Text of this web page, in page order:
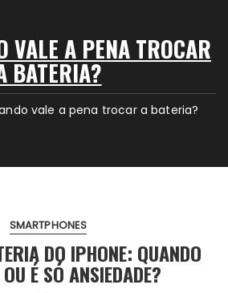
VALE A PENA TROCAR
BATERIA?
vale a pena trocar a bateria?
SMARTPHONES
DO IPHONE: QUANDO
É SÓ ANSIEDADE?